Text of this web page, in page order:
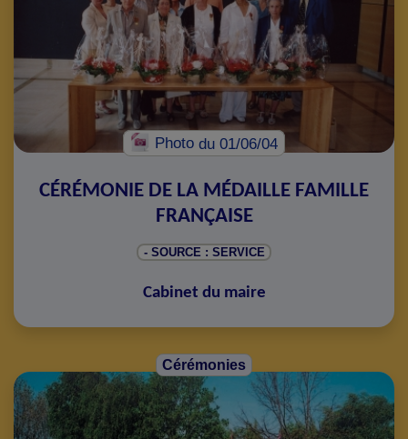
Photo du 01/06/04
CÉRÉMONIE DE LA MÉDAILLE FAMILLE
FRANÇAISE
- SOURCE : SERVICE
Cabinet du maire
Cérémonies